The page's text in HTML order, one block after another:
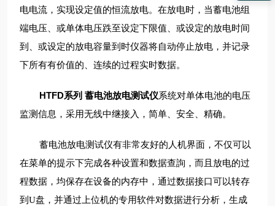
电电流，实现设定值的恒流放电。在放电时，当蓄电池组
端电压、或单体电压跌至设定下限值、或设定的放电时间
到、或设定的放电容量到时仪器将自动停止放电，并记录
下所有有价值的、连续的过程实时数据。
HTFD系列 蓄电池放电测试仪系统对单体电池的电压
监测信息，采用无线中继接入，简单、安全、精确。
蓄电池放电测试仪有非常友好的人机界面，不仅可以
在菜单的提示下完成各种设置和数据查詢，而且放电的过
程数据，均保存在设备的内存中，通过数据接口可以转存
到 U盘，并通过上位机的专用软件对数据进行分析，生成